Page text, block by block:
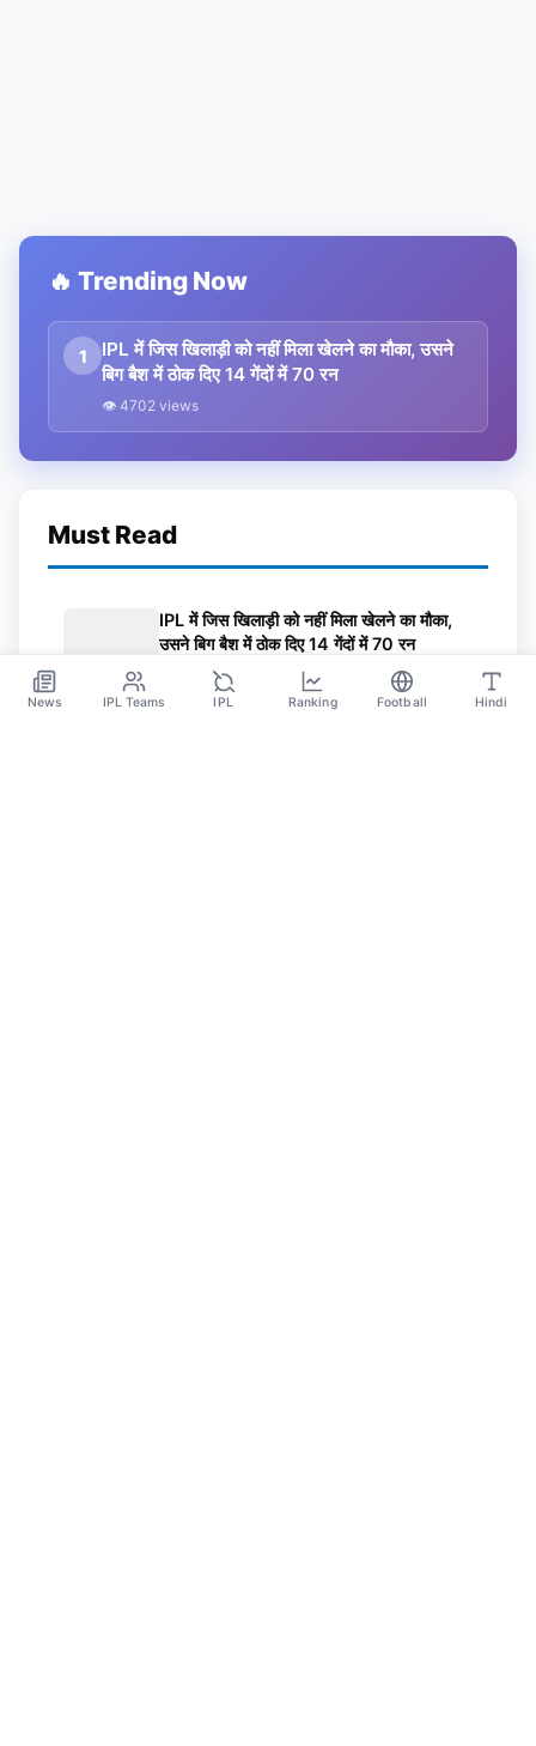
🔥 Trending Now
1
IPL में जिस खिलाड़ी को नहीं मिला खेलने का मौका, उसने
बिग बैश में ठोक दिए 14 गेंदों में 70 रन
👁 4702 views
Must Read
IPL में जिस खिलाड़ी को नहीं मिला खेलने का मौका,
उसने बिग बैश में ठोक दिए 14 गेंदों में 70 रन
News IPL Teams IPL Ranking Football Hindi